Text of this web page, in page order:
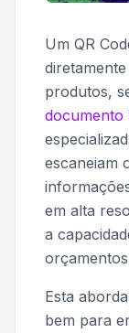
Um QR
produtos,
documento
escaneiam
em alta
a
Esta
bem para